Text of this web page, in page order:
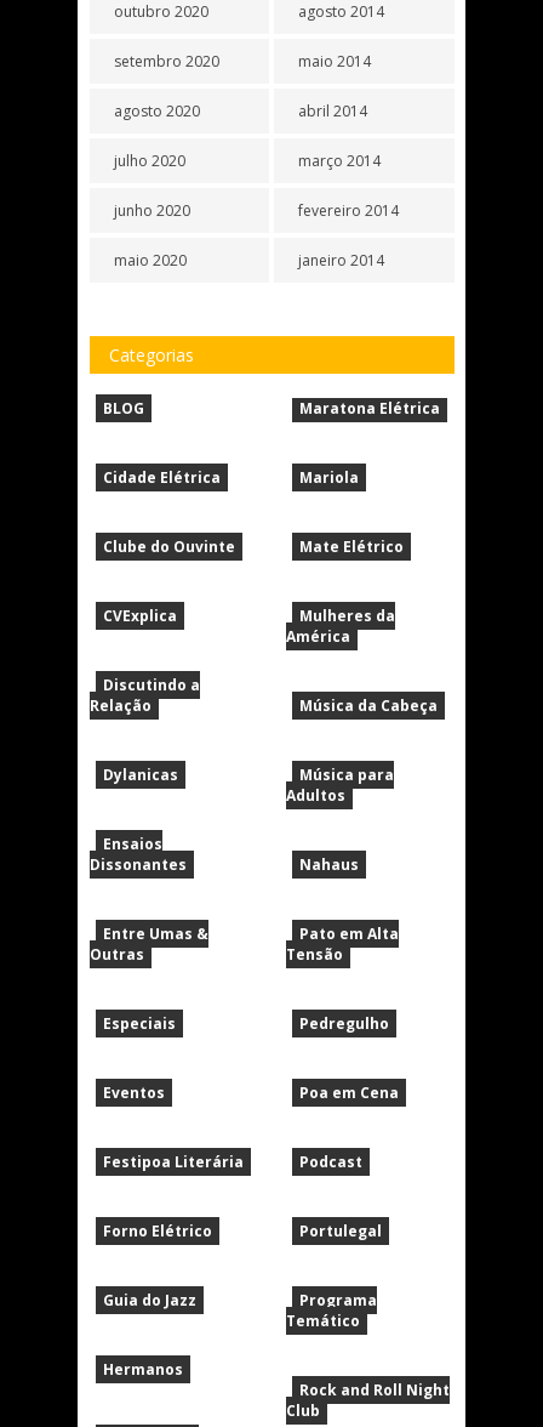
outubro 2020
setembro 2020
agosto 2020
julho 2020
junho 2020
maio 2020
agosto 2014
maio 2014
abril 2014
março 2014
fevereiro 2014
janeiro 2014
Categorias
BLOG
Cidade Elétrica
Clube do Ouvinte
CVExplica
Discutindo a
Relação
Dylanicas
Ensaios
Dissonantes
Entre Umas &
Outras
Especiais
Eventos
Festipoa Literária
Forno Elétrico
Guia do Jazz
Hermanos
Maratona Elétrica
Mariola
Mate Elétrico
Mulheres da
América
Música da Cabeça
Música para
Adultos
Nahaus
Pato em Alta
Tensão
Pedregulho
Poa em Cena
Podcast
Portulegal
Programa
Temático
Rock and Roll Night
Club